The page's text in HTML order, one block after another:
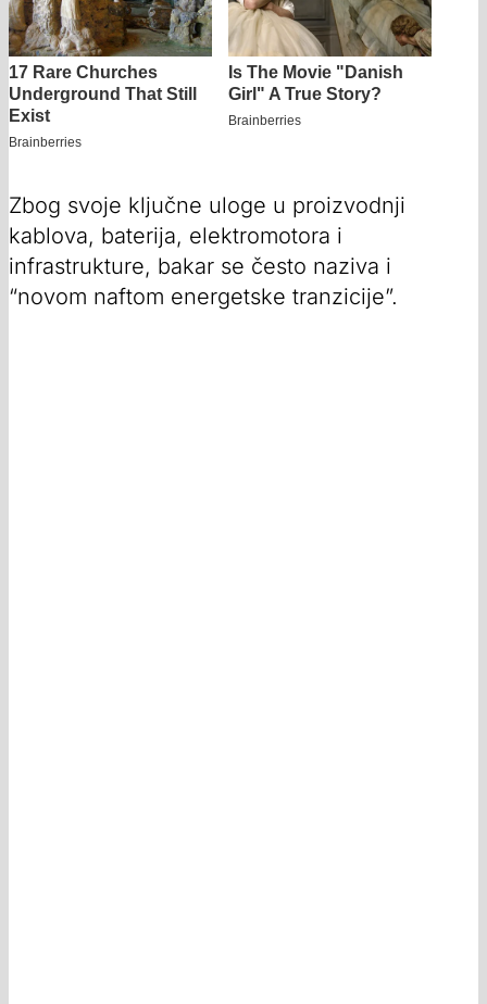
Zbog svoje ključne uloge u proizvodnji
kablova, baterija, elektromotora i
infrastrukture, bakar se često naziva i
“novom naftom energetske tranzicije”.